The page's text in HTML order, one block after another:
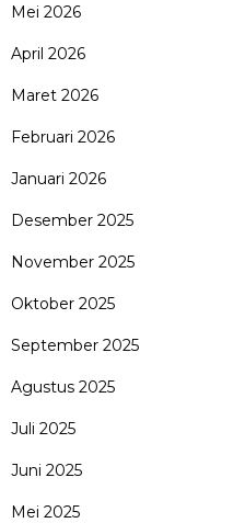
Mei 2026
April 2026
Maret 2026
Februari 2026
Januari 2026
Desember 2025
November 2025
Oktober 2025
September 2025
Agustus 2025
Juli 2025
Juni 2025
Mei 2025